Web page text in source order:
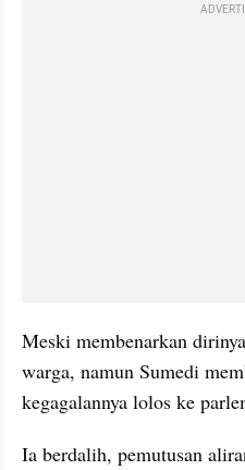
Meski membenarkan
warga, namun Sumedi
kegagalannya lolos ke
Ia berdalih, pemutusan